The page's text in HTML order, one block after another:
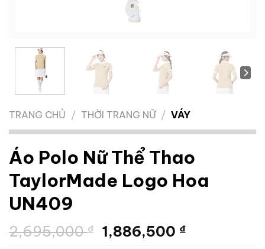
TRANG CHỦ / THỜI TRANG NỮ / VÁY
Áo Polo Nữ Thể Thao
TaylorMade Logo Hoa
UN409
2,695,000₫
Giá
1,886,500 ₫Giá